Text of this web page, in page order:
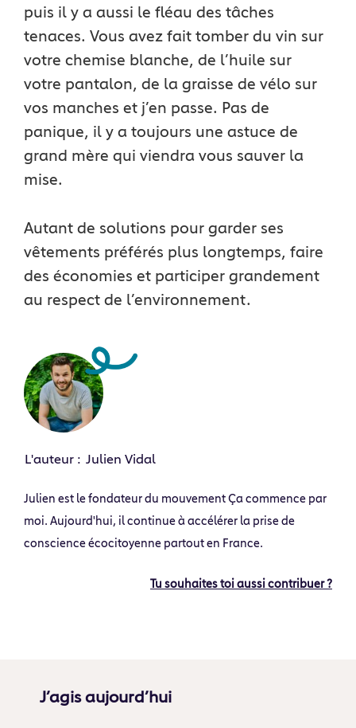
puis il y a aussi le fléau des tâches
tenaces. Vous avez fait tomber du vin sur
votre chemise blanche, de l’huile sur
votre pantalon, de la graisse de vélo sur
vos manches et j’en passe. Pas de
panique, il y a toujours une astuce de
grand mère qui viendra vous sauver la
mise.
Autant de solutions pour garder ses
vêtements préférés plus longtemps, faire
des économies et participer grandement
au respect de l’environnement.
L'auteur : Julien Vidal
Julien est le fondateur du mouvement Ça commence par
moi. Aujourd'hui, il continue à accélérer la prise de
conscience écocitoyenne partout en France.
Tu souhaites toi aussi contribuer ?
J’agis aujourd’hui